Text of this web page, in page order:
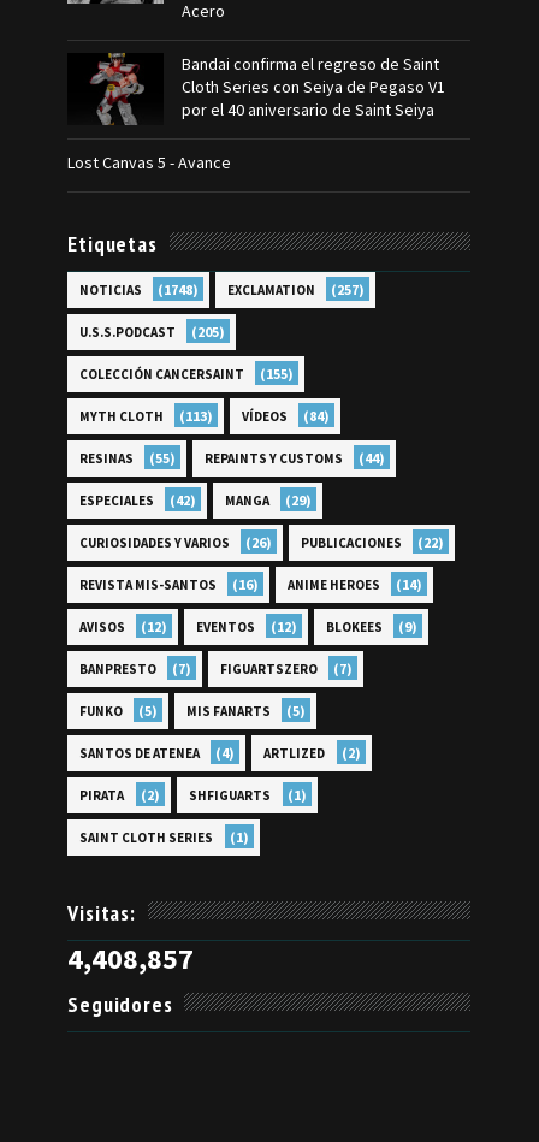
Acero
Bandai confirma el regreso de Saint
Cloth Series con Seiya de Pegaso V1
por el 40 aniversario de Saint Seiya
Lost Canvas 5 - Avance
Etiquetas
NOTICIAS (1748) EXCLAMATION (257)
U.S.S.PODCAST (205)
COLECCIÓN CANCERSAINT (155)
MYTH CLOTH (113) VÍDEOS (84)
RESINAS (55) REPAINTS Y CUSTOMS (44)
ESPECIALES (42) MANGA (29)
CURIOSIDADES Y VARIOS (26) PUBLICACIONES (22)
REVISTA MIS-SANTOS (16) ANIME HEROES (14)
AVISOS (12) EVENTOS (12) BLOKEES (9)
BANPRESTO (7) FIGUARTSZERO (7)
FUNKO (5) MIS FANARTS (5)
SANTOS DE ATENEA (4) ARTLIZED (2)
PIRATA (2) SHFIGUARTS (1)
SAINT CLOTH SERIES (1)
Visitas:
4,408,857
Seguidores